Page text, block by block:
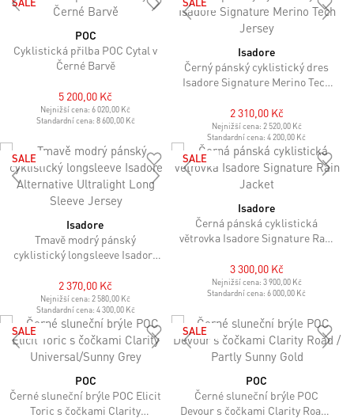
POC
Cyklistická přilba POC Cytal v
Černé Barvě
5 200,00 Kč
Nejnižší cena:6 020,00 Kč
Standardní cena: 8 600,00 Kč
Isadore
Černý pánský cyklistický dres
Isadore Signature Merino Tech
2 310,00 Kč
Nejnižší cena: 2 520,00 Kč
Standardní cena:4 200,00 Kč
SALE
Isadore
Tmavě modrý pánský
cyklistický longsleeve Isadore
Sleeve Jersey
2 370,00 Kč
Nejnižší cena:2 580,00 Kč
Standardní cena: 4 300,00 Kč
SALE
Isadore
Černá pánská cyklistická
větrovka Isadore Signature Rain
3 300,00 Kč
Nejnižší cena: 3 900,00 Kč
Standardní cena:6 000,00 Kč
SALE
POC
Černé sluneční brýle POC Elicit
Toric s čočkami Clarity
SALE
POC
Černé sluneční brýle POC
Devour s čočkami Clarity Road /